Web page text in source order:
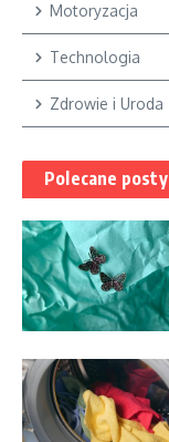
Motoryzacja
Technologia
Zdrowie i Uroda
Polecane posty